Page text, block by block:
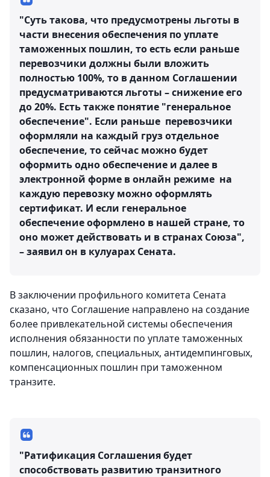
"Суть такова, что предусмотрены льготы в
части внесения обеспечения по уплате
таможенных пошлин, то есть если раньше
перевозчики должны были вложить
полностью 100%, то в данном Соглашении
предусматриваются льготы – снижение его
до 20%. Есть также понятие "генеральное
обеспечение". Если раньше перевозчики
оформляли на каждый груз отдельное
обеспечение, то сейчас можно будет
оформить одно обеспечение и далее в
электронной форме в онлайн режиме на
каждую перевозку можно оформлять
сертификат. И если генеральное
обеспечение оформлено в нашей стране, то
оно может действовать и в странах Союза",
– заявил он в кулуарах Сената.
В заключении профильного комитета Сената
сказано, что Соглашение направлено на создание
более привлекательной системы обеспечения
исполнения обязанности по уплате таможенных
пошлин, налогов, специальных, антидемпинговых,
компенсационных пошлин при таможенном
транзите.
"Ратификация Соглашения будет
способствовать развитию транзитного